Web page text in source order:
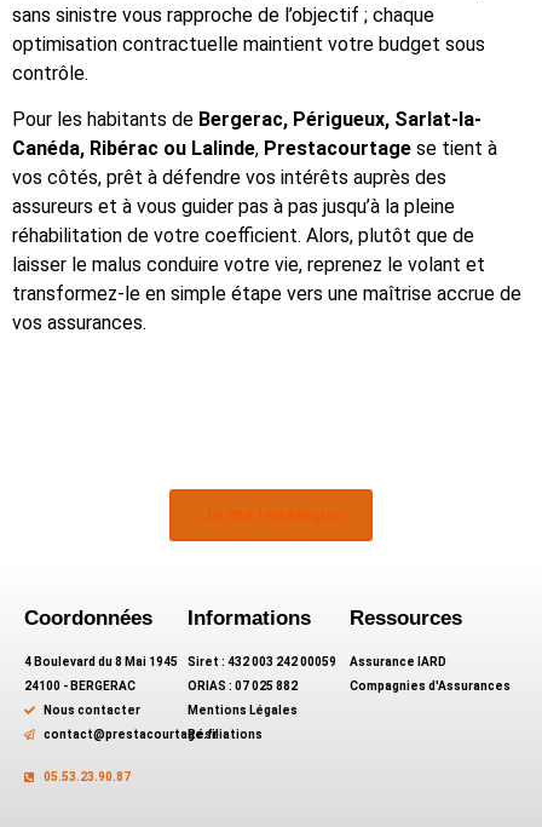
sans sinistre vous rapproche de l’objectif ; chaque
optimisation contractuelle maintient votre budget sous
contrôle.
Pour les habitants de Bergerac, Périgueux, Sarlat-la-
Canéda, Ribérac ou Lalinde, Prestacourtage se tient à
vos côtés, prêt à défendre vos intérêts auprès des
assureurs et à vous guider pas à pas jusqu’à la pleine
réhabilitation de votre coefficient. Alors, plutôt que de
laisser le malus conduire votre vie, reprenez le volant et
transformez-le en simple étape vers une maîtrise accrue de
vos assurances.
Coordonnées
4 Boulevard du 8 Mai 1945
24100 - BERGERAC
Nous contacter
contact@prestacourtage.fr
05.53.23.90.87
Informations
Siret : 432 003 242 00059
ORIAS : 07 025 882
Mentions Légales
Résiliations
Ressources
Assurance IARD
Compagnies d'Assurances